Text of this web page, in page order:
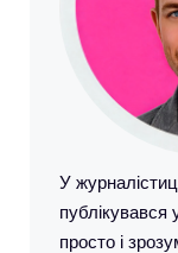
У
просто і